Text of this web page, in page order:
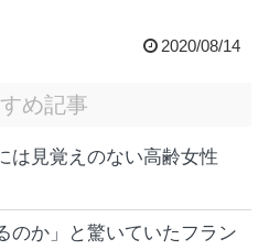
2020/08/14
め記事
は見覚えのない高齢女性
のか」と驚いていたフラン